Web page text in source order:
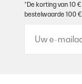
Sehr gut
*De korting van 10
bestelwaarde 100 €.